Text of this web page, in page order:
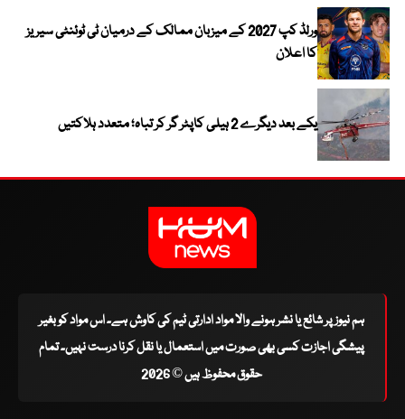
ورلڈ کپ 2027 کے میزبان ممالک کے درمیان ٹی ٹوئنٹی سیریز
کا اعلان
یکے بعد دیگرے 2 ہیلی کاپٹر گر کر تباہ؛ متعدد ہلاکتیں
ہم نیوز پر شائع یا نشر ہونے والا مواد ادارتی ٹیم کی کاوش ہے۔ اس مواد کو بغیر
پیشگی اجازت کسی بھی صورت میں استعمال یا نقل کرنا درست نہیں۔ تمام
حقوق محفوظ ہیں © 2026